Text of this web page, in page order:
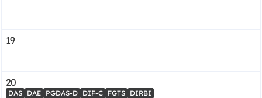
19
20
DAS DAE PGDAS-D DIF-C FGTS DIRBI